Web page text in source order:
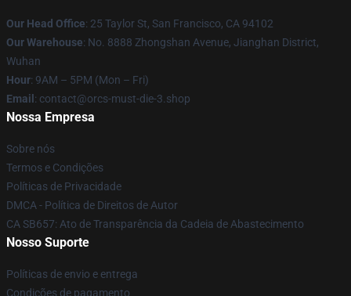
Our Head Office: 25 Taylor St, San Francisco, CA 94102
Our Warehouse: No. 8888 Zhongshan Avenue, Jianghan District,
Wuhan
Hour: 9AM – 5PM (Mon – Fri)
Email : contact@orcs-must-die-3.shop
Nossa Empresa
Sobre nós
Termos e Condições
Políticas de Privacidade
DMCA - Política de Direitos de Autor
CA SB657: Ato de Transparência da Cadeia de Abastecimento
Nosso Suporte
Políticas de envio e entrega
Condições de pagamento